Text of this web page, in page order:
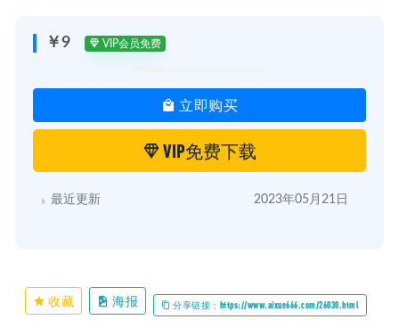
￥9 VIP会员免费
立即购买
VIP免费下载
最近更新 2023年05月21日
收藏 海报 分享链接：https://www.aixue666.com/26030.html